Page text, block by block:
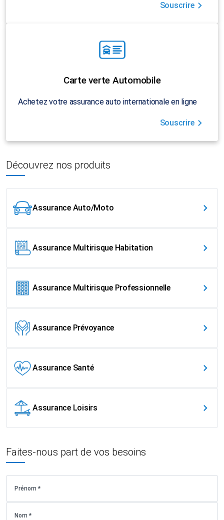
Souscrire
Carte verte Automobile
Achetez votre assurance auto internationale en ligne
Souscrire
Découvrez nos produits
Assurance Auto/Moto
Assurance Multirisque Habitation
Assurance Multirisque Professionnelle
Assurance Prévoyance
Assurance Santé
Assurance Loisirs
Faites-nous part de vos besoins